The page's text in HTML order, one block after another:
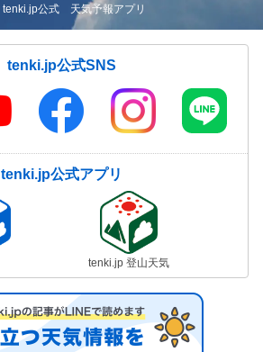
tenki.jp公式 天気予報アプリ
tenki.jp公式SNS
tenki.jp公式アプリ
tenki.jp 登山天気